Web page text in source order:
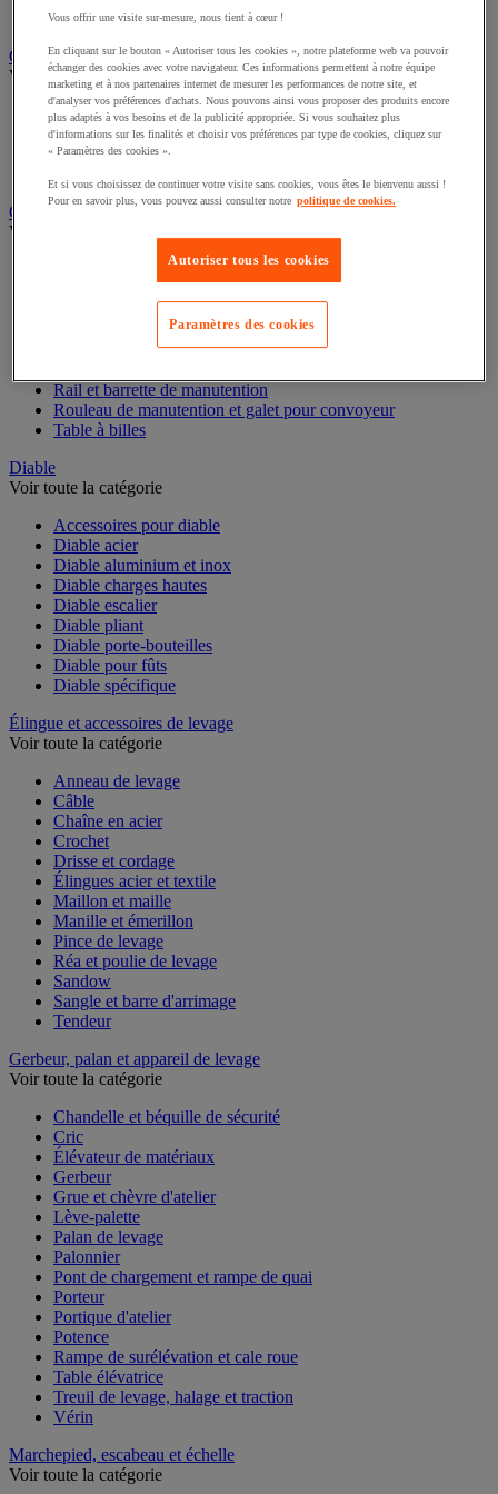
Remorque industrielle
Chauffage, rafraîchisseur et déshumidificateur
Voir toute la catégorie
Chauffage au fuel
Chauffage au gaz
Rafraîchisseur et déshumidificateur
Convoyeur
Accessoires pour convoyeur
Bille de manutention
Convoyeur à rouleaux
Convoyeur extensible et mobile
Convoyeur pour palettes
Rail et barrette de manutention
Rouleau de manutention et galet pour convoyeur
Diable
Accessoires pour diable
Diable acier
Diable aluminium et inox
Diable charges hautes
Diable escalier
Diable pliant
Diable porte-bouteilles
Diable pour fûts
Élingue et accessoires de levage
Anneau de levage
Câble
Chaîne en acier
Crochet
Drisse et cordage
Élingues acier et textile
Maillon et maille
Manille et émerillon
Pince de levage
Réa et poulie de levage
Sandow
Sangle et barre d'arrimage
Gerbeur, palan et appareil de levage
Chandelle et béquille de sécurité
Cric
Élévateur de matériaux
Gerbeur
Grue et chèvre d'atelier
Lève-palette
Palan de levage
Palonnier
Pont de chargement et rampe de quai
Porteur
Portique d'atelier
Potence
Rampe de surélévation et cale roue
Table élévatrice
Treuil de levage, halage et traction
Marchepied, escabeau et échelle
Vous offrir une visite sur-mesure, nous tient à cœur !
En cliquant sur le bouton « Autoriser tous les cookies », notre plateforme web va pouvoir
échanger des cookies avec votre navigateur. Ces informations permettent à notre équipe
marketing et à nos partenaires internet de mesurer les performances de notre site, et
d'analyser vos préférences d'achats. Nous pouvons ainsi vous proposer des produits encore
plus adaptés à vos besoins et de la publicité appropriée. Si vous souhaitez plus
d'informations sur les finalités et choisir vos préférences par type de cookies, cliquez sur
« Paramètres des cookies ».
Et si vous choisissez de continuer votre visite sans cookies, vous êtes le bienvenu aussi !
Pour en savoir plus, vous pouvez aussi consulter notre politique de cookies.
Autoriser tous les cookies
Paramètres des cookies